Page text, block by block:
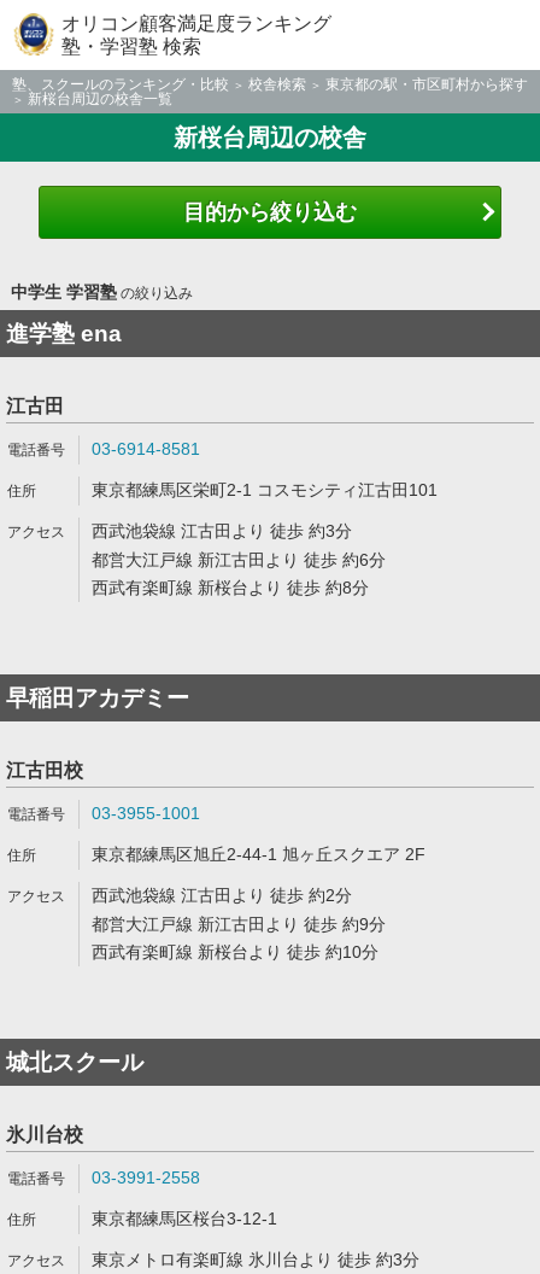
オリコン顧客満足度ランキング
塾・学習塾 検索
塾、スクールのランキング・比較 校舎検索
東京都の駅・市区町村から探す
新桜台周辺の校舎一覧
新桜台周辺の校舎
目的から絞り込む
中学生 学習塾の絞り込み
進学塾 ena
江古田
03-6914-8581
東京都練馬区栄町2-1 コスモシティ江古田101
西武池袋線 江古田より 徒歩 約3分
都営大江戸線 新江古田より 徒歩 約6分
西武有楽町線 新桜台より 徒歩 約8分
早稲田アカデミー
江古田校
03-3955-1001
東京都練馬区旭丘2-44-1 旭ヶ丘スクエア 2F
西武池袋線 江古田より 徒歩 約2分
都営大江戸線 新江古田より 徒歩 約9分
西武有楽町線 新桜台より 徒歩 約10分
城北スクール
氷川台校
03-3991-2558
東京都練馬区桜台3-12-1
東京メトロ有楽町線 氷川台より 徒歩 約3分